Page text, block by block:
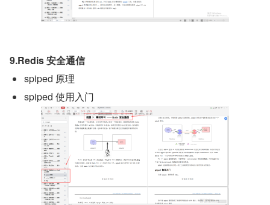
9.Redis 安全通信
spiped 原理
spiped 使用入门